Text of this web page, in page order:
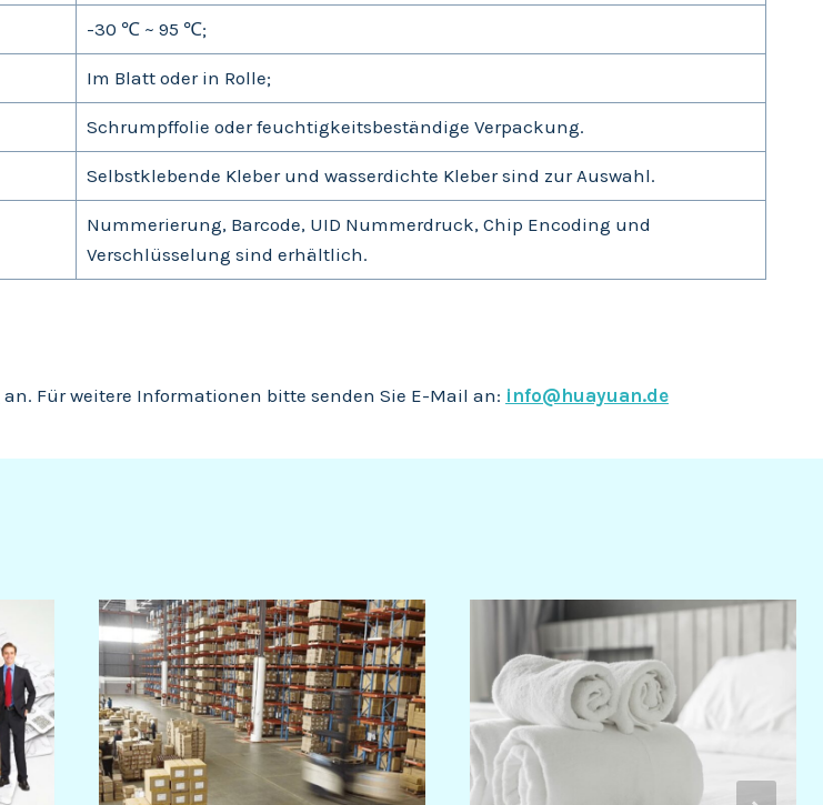
-30 ℃ ~ 95 ℃;
Im Blatt oder in Rolle;
Schrumpffolie oder feuchtigkeitsbeständige Verpackung.
Selbstklebende Kleber und wasserdichte Kleber sind zur Auswahl.
Nummerierung, Barcode, UID Nummerdruck, Chip Encoding und
Verschlüsselung sind erhältlich.
an. Für weitere Informationen bitte senden Sie E-Mail an: info@huayuan.de